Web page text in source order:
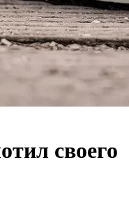
своего